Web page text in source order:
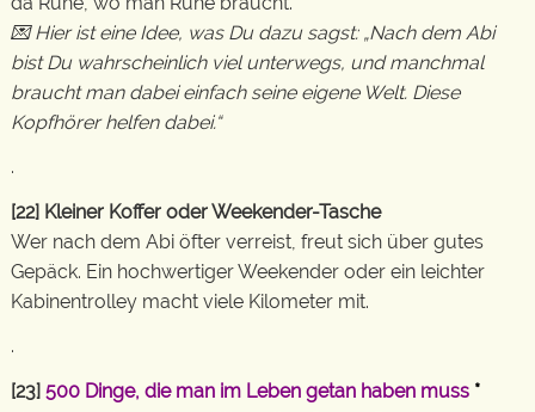
💌 Hier ist eine Idee, was Du dazu sagst: „Nach dem Abi
bist Du wahrscheinlich viel unterwegs, und manchmal
braucht man dabei einfach seine eigene Welt. Diese
Kopfhörer helfen dabei.“
.
[22] Kleiner Koffer oder Weekender-Tasche
Wer nach dem Abi öfter verreist, freut sich über gutes
Gepäck. Ein hochwertiger Weekender oder ein leichter
Kabinentrolley macht viele Kilometer mit.
.
[23] 500 Dinge, die man im Leben getan haben muss *